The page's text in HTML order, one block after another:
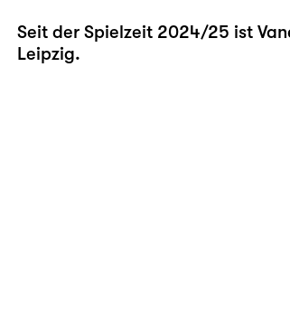
Seit der Spielzeit 2024/25 ist
Leipzig.